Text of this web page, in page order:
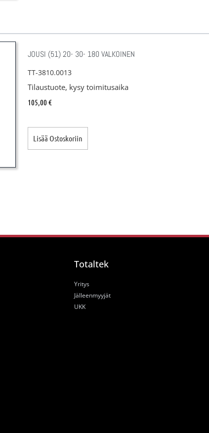
JOUSI (51) 20- 30- 180 VALKOINEN
TT-3810.0013
Tilaustuote, kysy toimitusaika
105,00 €
Lisää Ostoskoriin
Totaltek
Yritys
Jälleenmyyjät
UKK